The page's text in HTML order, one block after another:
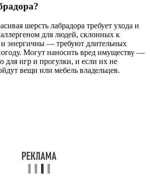
шерсть лабрадора требует ухода и
аллергеном для людей, склонных к
энергичны — требуют длительных
Могут наносить вред имуществу —
для игр и прогулки, и если их не
вещи или мебель владельцев.